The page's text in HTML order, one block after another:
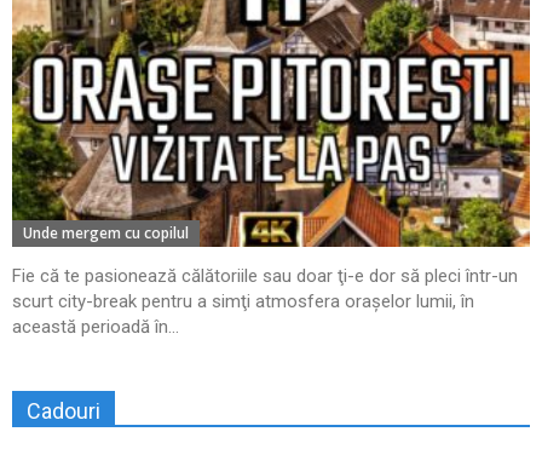
Unde mergem cu copilul
Fie că te pasionează călătoriile sau doar ţi-e dor să pleci într-un
scurt city-break pentru a simţi atmosfera oraşelor lumii, în
această perioadă în...
Cadouri